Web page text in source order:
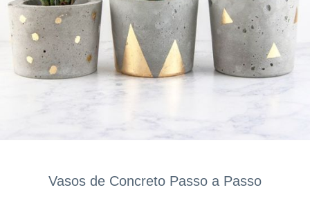
Vasos de Concreto Passo a Passo